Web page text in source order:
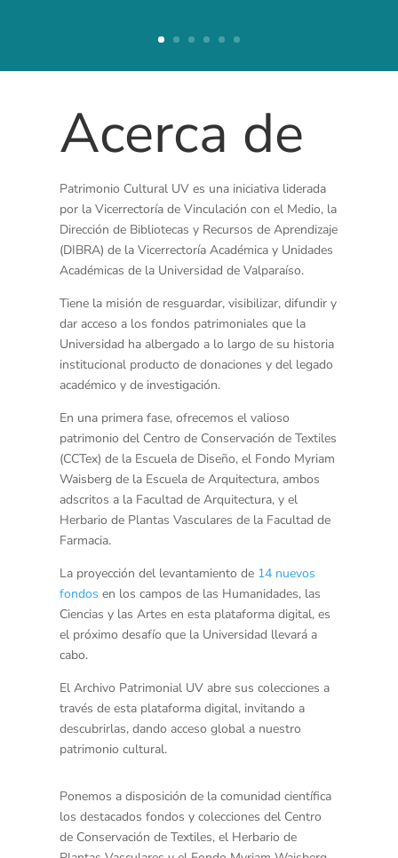
Acerca de
Patrimonio Cultural UV es una iniciativa liderada
por la Vicerrectoría de Vinculación con el Medio, la
Dirección de Bibliotecas y Recursos de Aprendizaje
(DIBRA) de la Vicerrectoría Académica y Unidades
Académicas de la Universidad de Valparaíso.
Tiene la misión de resguardar, visibilizar, difundir y
dar acceso a los fondos patrimoniales que la
Universidad ha albergado a lo largo de su historia
institucional producto de donaciones y del legado
académico y de investigación.
En una primera fase, ofrecemos el valioso
patrimonio del Centro de Conservación de Textiles
(CCTex) de la Escuela de Diseño, el Fondo Myriam
Waisberg de la Escuela de Arquitectura, ambos
adscritos a la Facultad de Arquitectura, y el
Herbario de Plantas Vasculares de la Facultad de
Farmacia.
La proyección del levantamiento de 14 nuevos
fondos en los campos de las Humanidades, las
Ciencias y las Artes en esta plataforma digital, es
el próximo desafío que la Universidad llevará a
cabo.
El Archivo Patrimonial UV abre sus colecciones a
través de esta plataforma digital, invitando a
descubrirlas, dando acceso global a nuestro
patrimonio cultural.
Ponemos a disposición de la comunidad científica
los destacados fondos y colecciones del Centro
de Conservación de Textiles, el Herbario de